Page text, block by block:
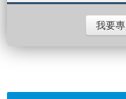
我要